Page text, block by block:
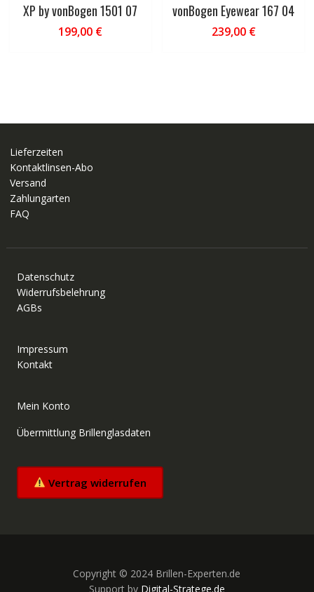
XP by vonBogen 1501 07
199,00 €
vonBogen Eyewear 167 04
239,00 €
Lieferzeiten
Kontaktlinsen-Abo
Versand
Zahlungarten
FAQ
Datenschutz
Widerrufsbelehrung
AGBs
Impressum
Kontakt
Mein Konto
Übermittlung Brillenglasdaten
Vertrag widerrufen
Copyright © 2024 Brillen-Experten.de
Support by Digital-Stratege.de